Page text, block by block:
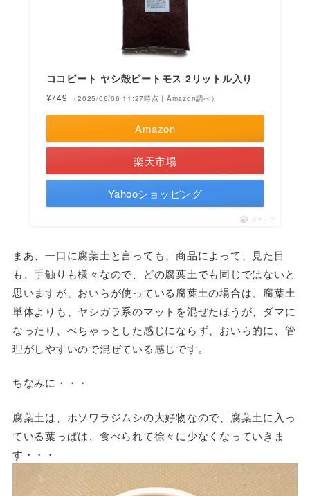
ココピート ヤシ殻ピートモス 2リットル入り
¥749 （2025/06/06 11:27時点 | Amazon調べ）
Amazon
楽天市場
Yahooショッピング
ポチップ
まあ、一口に腐葉土と言っても、商品によって、見た目
も、手触りも様々なので、どの腐葉土でも同じではないと
思いますが、おいらが使っている腐葉土の場合は、腐葉土
単体よりも、ヤシガラ系のマットを混ぜたほうが、ダマに
なったり、べちゃっとした感じにならず、おいら的に、管
理がしやすいので混ぜている感じです。
ちなみに・・・
腐葉土は、ホソワラジムシの大好物なので、腐葉土に入っ
ている葉っぱは、食べられて徐々に少なくなっていきま
す・・・